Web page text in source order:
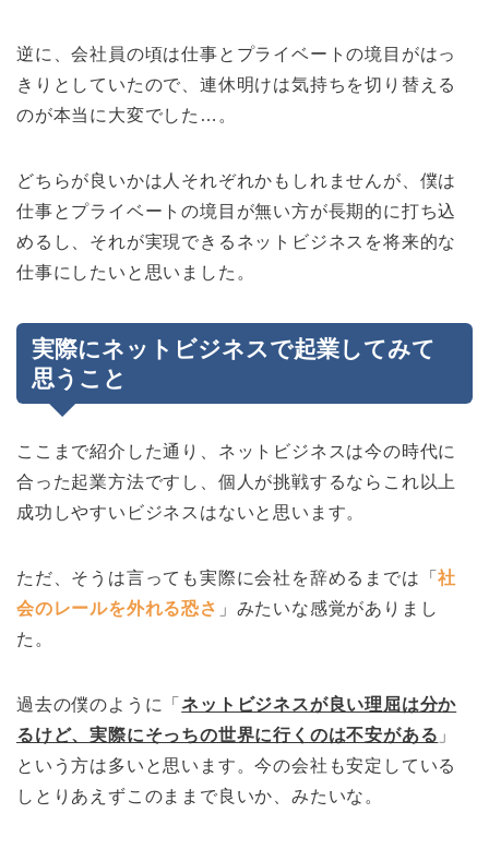
逆に、会社員の頃は仕事とプライベートの境目がはっ
きりとしていたので、連休明けは気持ちを切り替える
のが本当に大変でした…。
どちらが良いかは人それぞれかもしれませんが、僕は
仕事とプライベートの境目が無い方が長期的に打ち込
めるし、それが実現できるネットビジネスを将来的な
仕事にしたいと思いました。
実際にネットビジネスで起業してみて
思うこと
ここまで紹介した通り、ネットビジネスは今の時代に
合った起業方法ですし、個人が挑戦するならこれ以上
成功しやすいビジネスはないと思います。
ただ、そうは言っても実際に会社を辞めるまでは「社
会のレールを外れる恐さ 」みたいな感覚がありまし
た。
過去の僕のように「ネットビジネスが良い理屈は分か
るけど、実際にそっちの世界に行くのは不安がある 」
という方は多いと思います。今の会社も安定している
しとりあえずこのままで良いか、みたいな。